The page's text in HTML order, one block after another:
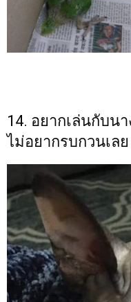
14. อยากเล่นกับน
ไม่อยากรบกวนเลย